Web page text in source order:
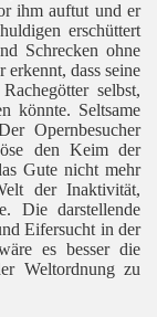
ihm auftut und er
erschüttert
Schrecken ohne
erkennt, dass seine
selbst,
könnte. Seltsame
Opernbesucher
den Keim der
Gute nicht mehr
der Inaktivität,
Die darstellende
Eifersucht in der
es besser die
Weltordnung zu